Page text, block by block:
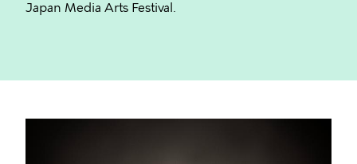
Japan Media Arts Festival.